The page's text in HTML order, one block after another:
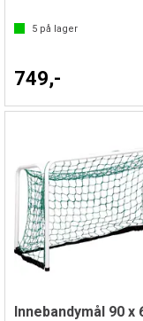
5 på lager
749,-
Innebandymål 90 x